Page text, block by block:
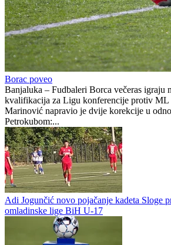
Borac poveo
Banjaluka – Fudbaleri Borca večeras igraju
kvalifikacija za Ligu konferencije protiv ML
Marinović napravio je dvije korekcije u
Petrokubom:...
Adi Jogunčić novo pojačanje kadeta Sloge
omladinske lige BiH U-17